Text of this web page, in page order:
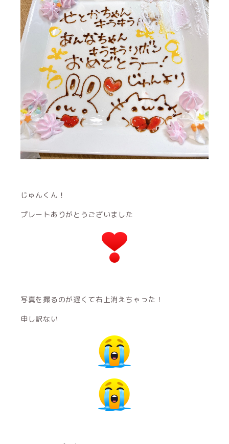
じゅんくん！
プレートありがとうございました
写真を撮るのが遅くて右上消えちゃった！
申し訳ない